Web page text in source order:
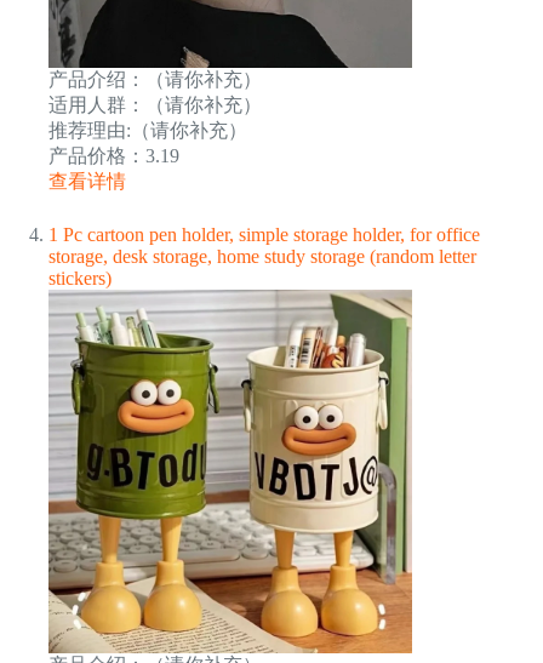
产品介绍：（请你补充）
适用人群：（请你补充）
推荐理由:（请你补充）
产品价格：3.19
查看详情
1 Pc cartoon pen holder, simple storage holder, for office
storage, desk storage, home study storage (random letter
stickers)